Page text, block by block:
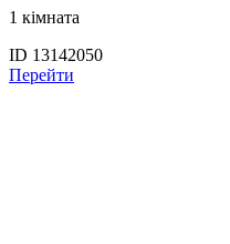
1 кімната
ID 13142050
Перейти